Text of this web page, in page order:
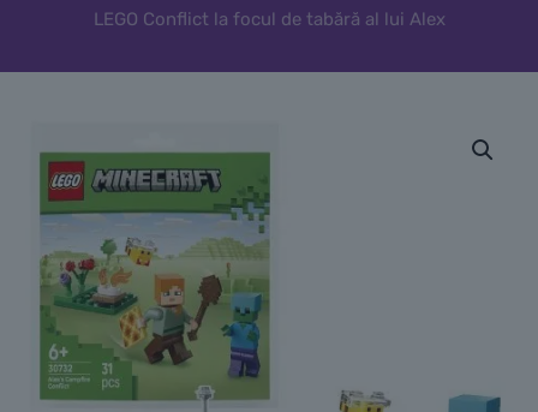
LEGO Conflict la focul de tabără al lui Alex